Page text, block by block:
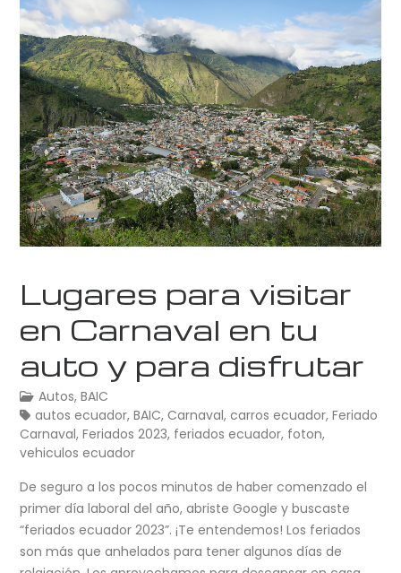
Lugares para visitar
en Carnaval en tu
auto y para disfrutar
Autos,BAIC
autos ecuador,BAIC,Carnaval,carros ecuador,Feriado
Carnaval,Feriados 2023, feriados ecuador, foton,
vehiculos ecuador
De seguro a los pocos minutos de haber comenzado el
primer día laboral del año, abriste Google y buscaste
“feriados ecuador 2023”. ¡Te entendemos! Los feriados
son más que anhelados para tener algunos días de